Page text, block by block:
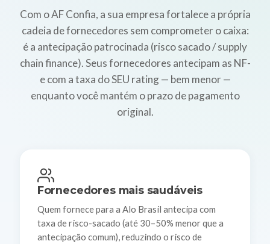
Com o AF Confia, a sua empresa fortalece a própria
cadeia de fornecedores sem comprometer o caixa:
é a antecipação patrocinada (risco sacado / supply
chain finance). Seus fornecedores antecipam as NF-
e com a taxa do SEU rating — bem menor —
enquanto você mantém o prazo de pagamento
original.
Fornecedores mais saudáveis
Quem fornece para a Alo Brasil antecipa com
taxa de risco-sacado (até 30–50% menor que a
antecipação comum), reduzindo o risco de